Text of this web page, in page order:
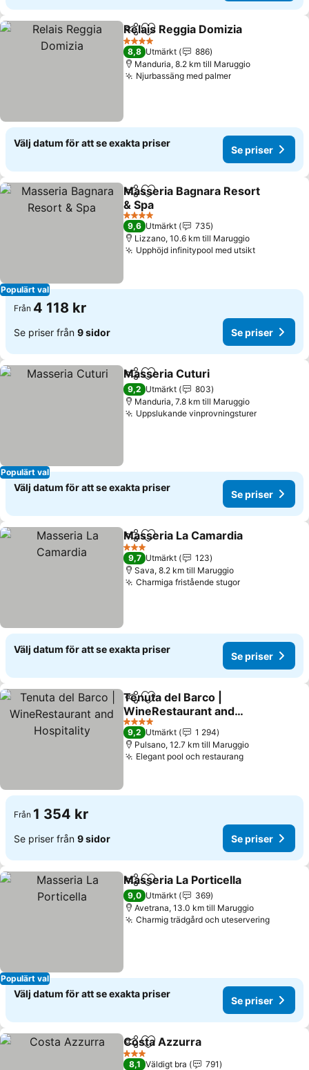
Dela Lägg till i Mina Favoriter
Relais Reggia Domizia
4 Stjärnor
8,8 Utmärkt
886
Manduria, 8.2 km till Maruggio
Njurbassäng med palmer
Välj datum för att se exakta priser
Se priser
Populärt val
Dela Lägg till i Mina Favoriter
Masseria Bagnara Resort
& Spa
4 Stjärnor
9,6 Utmärkt
735
Lizzano, 10.6 km till Maruggio
Upphöjd infinitypool med utsikt
Från 4 118 kr
Se priser från 9 sidor Se priser
Populärt val
Dela Lägg till i Mina Favoriter
Masseria Cuturi
9,2 Utmärkt
803
Manduria, 7.8 km till Maruggio
Uppslukande vinprovningsturer
Välj datum för att se exakta priser
Se priser
Dela Lägg till i Mina Favoriter
Masseria La Camardia
3 Stjärnor
9,7 Utmärkt
123
Sava, 8.2 km till Maruggio
Charmiga fristående stugor
Välj datum för att se exakta priser
Se priser
Dela Lägg till i Mina Favoriter
Tenuta del Barco |
WineRestaurant and
Hospitality
4 Stjärnor
9,2 Utmärkt
1 294
Pulsano, 12.7 km till Maruggio
Elegant pool och restaurang
Från 1 354 kr
Se priser från 9 sidor Se priser
Populärt val
Dela Lägg till i Mina Favoriter
Masseria La Porticella
9,0 Utmärkt
369
Avetrana, 13.0 km till Maruggio
Charmig trädgård och uteservering
Välj datum för att se exakta priser
Se priser
Dela Lägg till i Mina Favoriter
Costa Azzurra
3 Stjärnor
8,1 Väldigt bra
791